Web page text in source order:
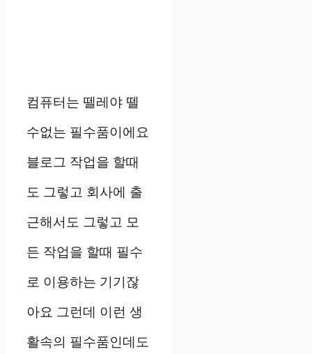
컴퓨터는 뗄레야 뗄
수없는 필수품이에요
블로그 작업을 할때
도 그렇고 회사에 출
근해서도 그렇고 모
든 작업을 할때 필수
로 이용하는 기기잖
아요 그런데 이런 생
활속의 필수품인데도